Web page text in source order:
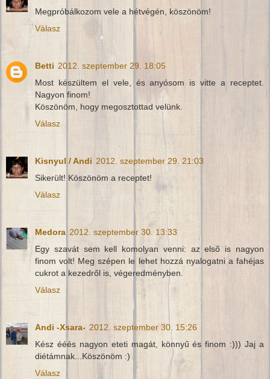
Megpróbálkozom vele a hétvégén, köszönöm!
Válasz
Betti 2012. szeptember 29. 18:05
Most készültem el vele, és anyósom is vitte a receptet.
Nagyon finom!
Köszönöm, hogy megosztottad velünk.
Válasz
Kisnyul / Andi 2012. szeptember 29. 21:03
Sikerült! Köszönöm a receptet!
Válasz
Medora 2012. szeptember 30. 13:33
Egy szavát sem kell komolyan venni: az első is nagyon
finom volt! Meg szépen le lehet hozzá nyalogatni a fahéjas
cukrot a kezedről is, végeredményben.
Válasz
Andi -Xsara- 2012. szeptember 30. 15:26
Kész ééés nagyon eteti magát, könnyű és finom :))) Jaj a
diétámnak...Köszönöm :)
Válasz